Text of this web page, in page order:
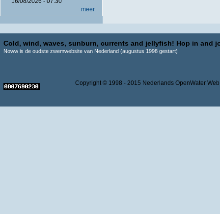
meer
Cold, wind, waves, sunburn, currents and jellyfish! Hop in and
Noww is de oudste zwemwebsite van Nederland (augustus 1998 gestart)
Copyright © 1998 - 2015 Nederlands OpenWater